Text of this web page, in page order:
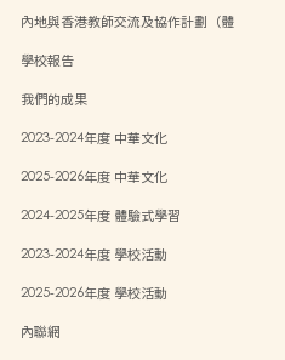
內地與香港教師交流及協作計劃（體
學校報告
我們的成果
2023-2024年度 中華文化
2025-2026年度 中華文化
2024-2025年度 體驗式學習
2023-2024年度 學校活動
2025-2026年度 學校活動
內聯網